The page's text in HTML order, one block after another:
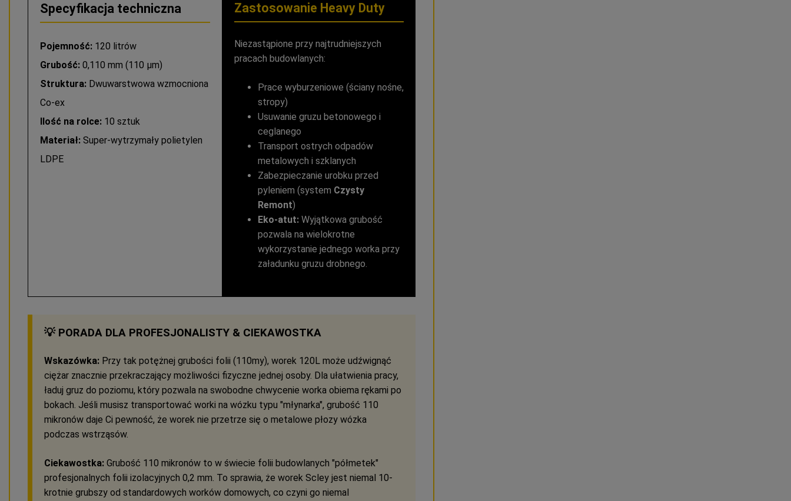
Specyfikacja techniczna
Pojemność: 120 litrów
Grubość: 0,110 mm (110 µm)
Struktura: Dwuwarstwowa wzmocniona
Co-ex
Ilość na rolce: 10 sztuk
Materiał: Super-wytrzymały polietylen
LDPE
Zastosowanie Heavy Duty
Niezastąpione przy najtrudniejszych
pracach budowlanych:
Prace wyburzeniowe (ściany nośne,
stropy)
Usuwanie gruzu betonowego i
ceglanego
Transport ostrych odpadów
metalowych i szklanych
Zabezpieczanie urobku przed
pyleniem (system Czysty
Remont)
Eko-atut:Wyjątkowa grubość
pozwala na wielokrotne
wykorzystanie jednego worka przy
załadunku gruzu drobnego.
💡 PORADA DLA PROFESJONALISTY & CIEKAWOSTKA
Wskazówka: Przy tak potężnej grubości folii (110my), worek 120L może udźwignąć
ciężar znacznie przekraczający możliwości fizyczne jednej osoby. Dla ułatwienia pracy,
ładuj gruz do poziomu, który pozwala na swobodne chwycenie worka obiema rękami po
bokach. Jeśli musisz transportować worki na wózku typu "młynarka", grubość 110
mikronów daje Ci pewność, że worek nie przetrze się o metalowe płozy wózka
podczas wstrząsów.
Ciekawostka: Grubość 110 mikronów to w świecie folii budowlanych "półmetek"
profesjonalnych folii izolacyjnych 0,2 mm. To sprawia, że worek Scley jest niemal 10-
krotnie grubszy od standardowych worków domowych, co czyni go niemal